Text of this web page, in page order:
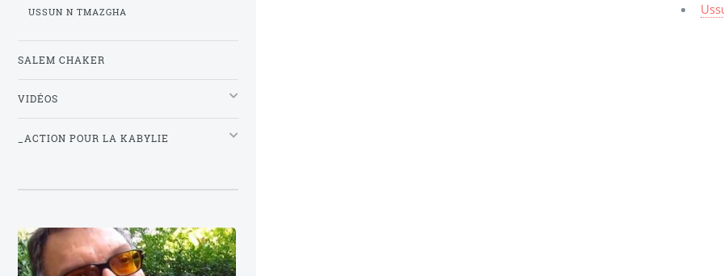
USSUN N TMAZGHA
SALEM CHAKER
VIDÉOS
_ACTION POUR LA KABYLIE